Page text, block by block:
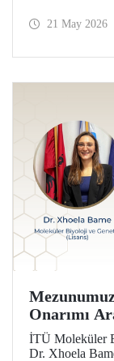
bir araya getirdi.
21 May 2026
Onarımı
Forbes 30
İTÜ Moleküler
Dr. Xhoela